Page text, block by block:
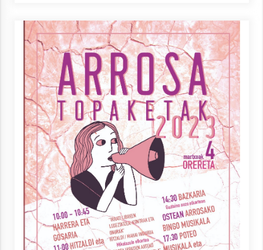
Arrosa sareko IX. topaketak!
2021/10/13
Azaroak 6 Iurretan Arrosa sarearen
IX. topaketak
2021/10/04
Segura irratian Arrosaren 20 urteez
2021/07/22
Arrosari buruzko erreportaia
2021/07/16